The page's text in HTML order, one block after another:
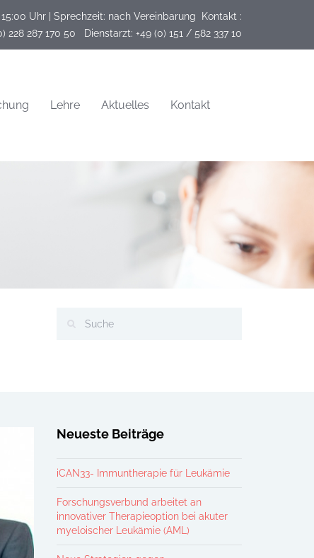
Uhr | Sprechzeit: nach Vereinbarung Kontakt :
228 287 170 50   Dienstarzt: +49 (0) 151 / 582 337 10
Lehre Aktuelles Kontakt
Neueste Beiträge
iCAN33- Immuntherapie für Leukämie
Forschungsverbund arbeitet an
innovativer Therapieoption bei akuter
myeloischer Leukämie (AML)